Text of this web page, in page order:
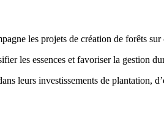
les projets de création de forêts sur
les essences et favoriser la gestion
leurs investissements de plantation,